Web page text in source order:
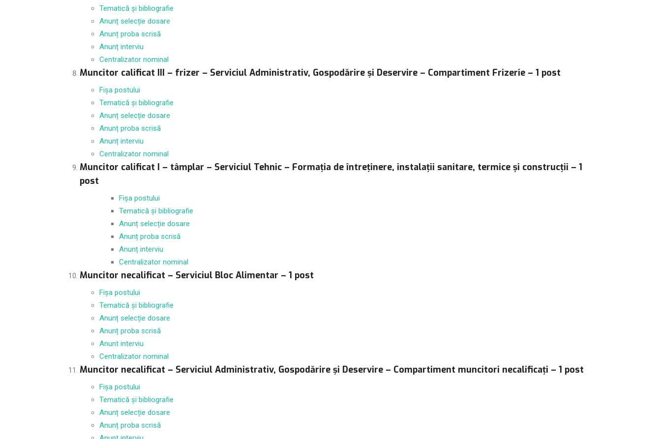
Tematică și bibliografie
Anunț selecție dosare
Anunț proba scrisă
Anunț interviu
Centralizator nominal
Muncitor calificat III – frizer – Serviciul Administrativ, Gospodărire și Deservire – Compartiment Frizerie – 1 post
Fișa postului
Tematică și bibliografie
Anunț selecție dosare
Anunț proba scrisă
Anunț interviu
Centralizator nominal
Muncitor calificat I – tâmplar – Serviciul Tehnic – Formația de întreținere, instalații sanitare, termice și construcții – 1
post
Fișa postului
Tematică și bibliografie
Anunț selecție dosare
Anunț proba scrisă
Anunț interviu
Centralizator nominal
Muncitor necalificat – Serviciul Bloc Alimentar – 1 post
Fișa postului
Tematică și bibliografie
Anunț selecție dosare
Anunț proba scrisă
Anunt interviu
Centralizator nominal
Muncitor necalificat – Serviciul Administrativ, Gospodărire și Deservire – Compartiment muncitori necalificați – 1 post
Fișa postului
Tematică și bibliografie
Anunț selecție dosare
Anunț proba scrisă